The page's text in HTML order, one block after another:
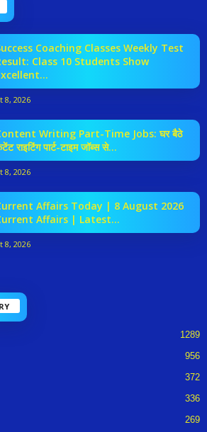
Coaching Classes Weekly Test
Class 10 Students Show
8, 2026
Writing Part-Time Jobs: घर बैठे
राइटिंग पार्ट-टाइम जॉब्स से...
8, 2026
Affairs Today | 8 August 2026
Affairs | Latest...
8, 2026
1289
956
372
336
269